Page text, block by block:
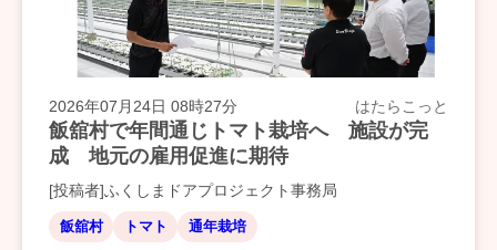
2026年07月24日 08時27分 はたらこっと
飯舘村で年間通じトマト栽培へ 施設が完
成 地元の雇用促進に期待
[投稿者]ふくしまドアプロジェクト事務局
飯舘村 トマト 通年栽培